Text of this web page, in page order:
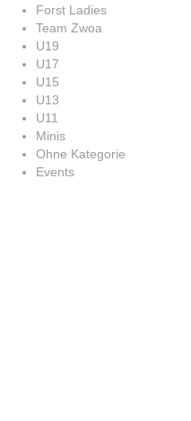
Forst Ladies
Team Zwoa
U19
U17
U15
U13
U11
Minis
Ohne Kategorie
Events